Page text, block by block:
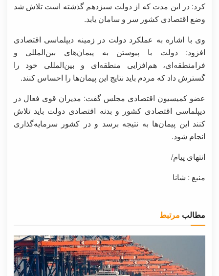
کرد: در این مدت که از دولت سیزدهم گذشته است تلاش شد
وضع اقتصادی کشور سر و سامان یابد.
وی با اشاره به عملکرد دولت در زمینه دیپلماسی اقتصادی
افزود: دولت با پیوستن به پیمان‌های بین‌المللی و
فرامنطقه‌ای، هم‌افزایی منطقه‌ای و بین‌المللی خود را
گسترش داد که مردم باید نتایج این پیمان‌ها را احساس کنند.
عضو کمیسیون اقتصادی مجلس گفت: مدیران قوی فعال در
دیپلماسی اقتصادی کشور و بدنه اقتصادی دولت باید تلاش
کنند این پیمان‌ها به نتیجه برسد و در کشور سرمایه‌گذاری
انجام شود.
انتهای پیام/
منبع : شانا
مطالب مرتبط